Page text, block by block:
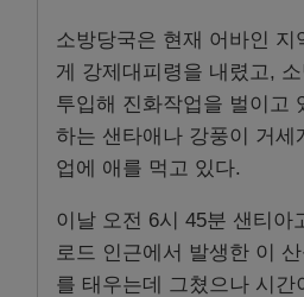
소방당국은 현재 어바인 지
게 강제대피령을 내렸고,
투입해 진화작업을 벌이고
하는 샌타애나 강풍이 거세
업에 애를 먹고 있다.
이날 오전 6시 45분 샌티아
로드 인근에서 발생한 이
를 태우는데 그쳤으나 시간